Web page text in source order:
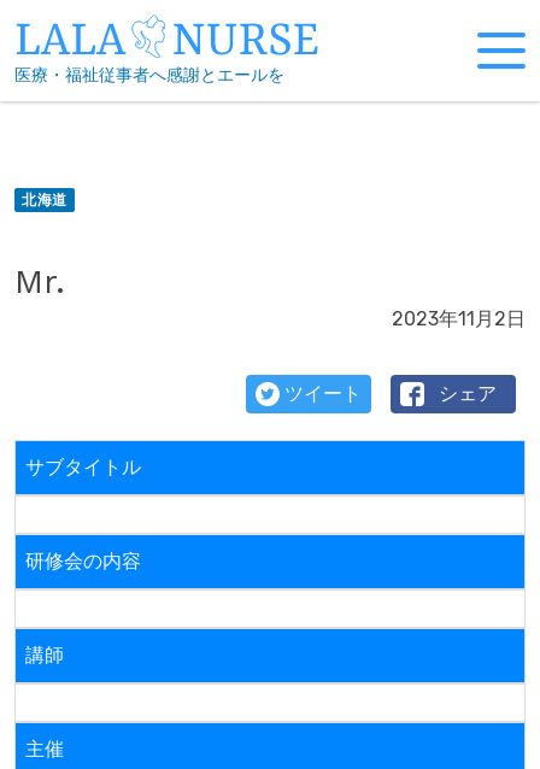
to
content
医療・福祉従事者へ感謝とエールを
北海道
Mr.
2023年11月2日
ツイート シェア
サブタイトル
研修会の内容
講師
主催